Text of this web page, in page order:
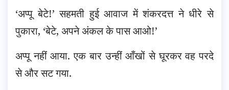
‘अप्पू बेटे!’ सहमती हुई आवाज में शंकरदत्त ने धीरे से
पुकारा, ‘बेटे, अपने अंकल के पास आओ!’
अप्पू नहीं आया. एक बार उन्हीं आँखों से घूरकर वह परदे
से और सट गया.